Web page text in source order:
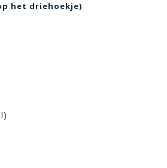
het driehoekje)